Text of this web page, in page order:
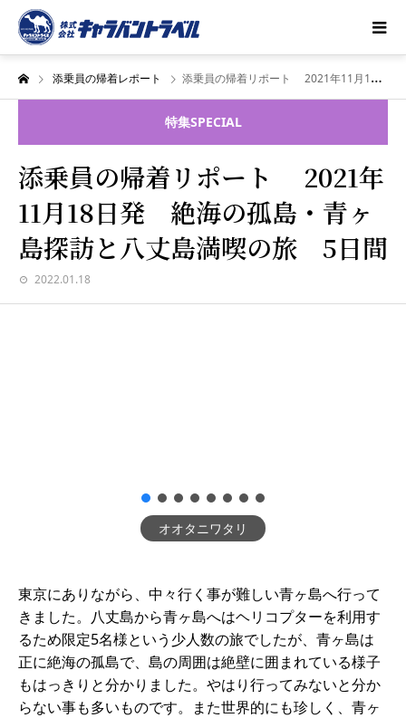
添乗員の帰着レポート 添乗員の帰着リポート 2021年11月18日発 絶海の孤島・青ヶ島探訪と八丈島満喫の旅 5日間
特集SPECIAL
添乗員の帰着リポート 2021年
11月18日発 絶海の孤島・青ヶ
島探訪と八丈島満喫の旅 5日間
2022.01.18
オオタニワタリ
東京にありながら、中々行く事が難しい青ヶ島へ行って
きました。八丈島から青ヶ島へはヘリコプターを利用す
るため限定5名様という少人数の旅でしたが、青ヶ島は
正に絶海の孤島で、島の周囲は絶壁に囲まれている様子
もはっきりと分かりました。やはり行ってみないと分か
らない事も多いものです。また世界的にも珍しく、青ヶ